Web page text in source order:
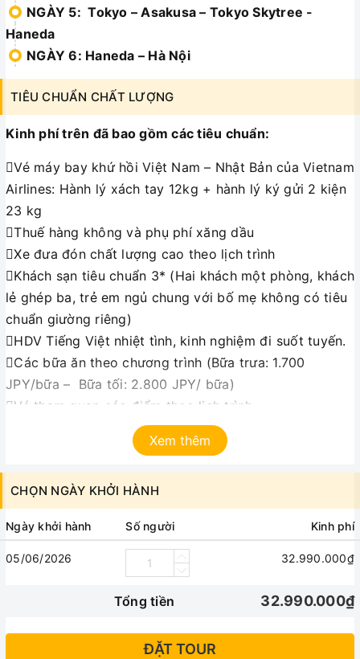
NGÀY 5: Tokyo – Asakusa – Tokyo Skytree -
Haneda
NGÀY 6: Haneda – Hà Nội
TIÊU CHUẨN CHẤT LƯỢNG
Kinh phí trên đã bao gồm các tiêu chuẩn:
Vé máy bay khứ hồi Việt Nam – Nhật Bản của Vietnam
Airlines: Hành lý xách tay 12kg + hành lý ký gửi 2 kiện
23 kg
Thuế hàng không và phụ phí xăng dầu
Xe đưa đón chất lượng cao theo lịch trình
Khách sạn tiêu chuẩn 3* (Hai khách một phòng, khách
lẻ ghép ba, trẻ em ngủ chung với bố mẹ không có tiêu
chuẩn giường riêng)
HDV Tiếng Việt nhiệt tình, kinh nghiệm đi suốt tuyến.
Các bữa ăn theo chương trình (Bữa trưa: 1.700
JPY/bữa – Bữa tối: 2.800 JPY/ bữa)
Vé tham quan các điểm theo lịch trình
Phí làm visa & thư mời từ Nhật Bản
Bảo hiểm du lịch mức bồi thường tối đa 10.000
USD/khách/trường hợp đối với khách hàng dưới 70
tuổi, mức 5.000 USD/trường hợp đối với khách hàng
Quà tặng: Mũ du lịch, gối cổ chữ U êm ái
Tip cho hướng dẫn và lái xe (bắt buộc theo thông lệ
Chi phí cá nhân, đồ uống
Xem thêm
CHỌN NGÀY KHỞI HÀNH
Ngày khởi hành Số người Kinh phí
05/06/2026 32.990.000₫
Tổng tiền 32.990.000₫
ĐẶT TOUR